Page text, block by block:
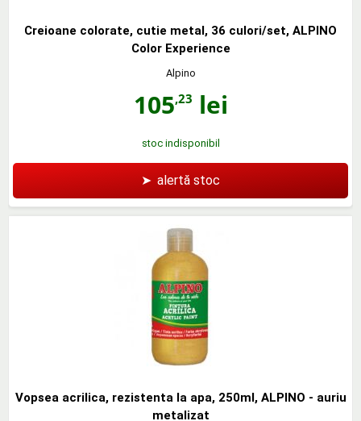
Creioane colorate, cutie metal, 36 culori/set, ALPINO
Color Experience
Alpino
105,23 lei
stoc indisponibil
➤ alertă stoc
Vopsea acrilica, rezistenta la apa, 250ml, ALPINO - auriu
metalizat